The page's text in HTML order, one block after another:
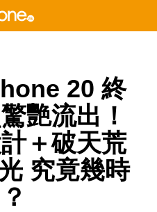
20 終
艷流出！
＋破天荒
究竟幾時